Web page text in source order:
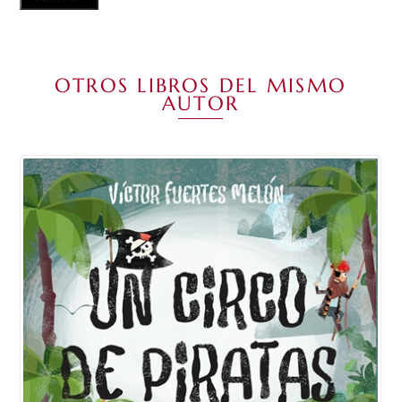
OTROS LIBROS DEL MISMO
AUTOR